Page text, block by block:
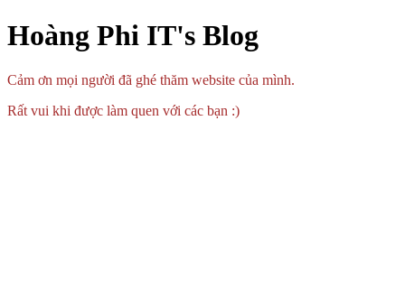
Hoàng Phi IT's Blog
Cảm ơn mọi người đã ghé thăm website của mình.
Rất vui khi được làm quen với các bạn :)